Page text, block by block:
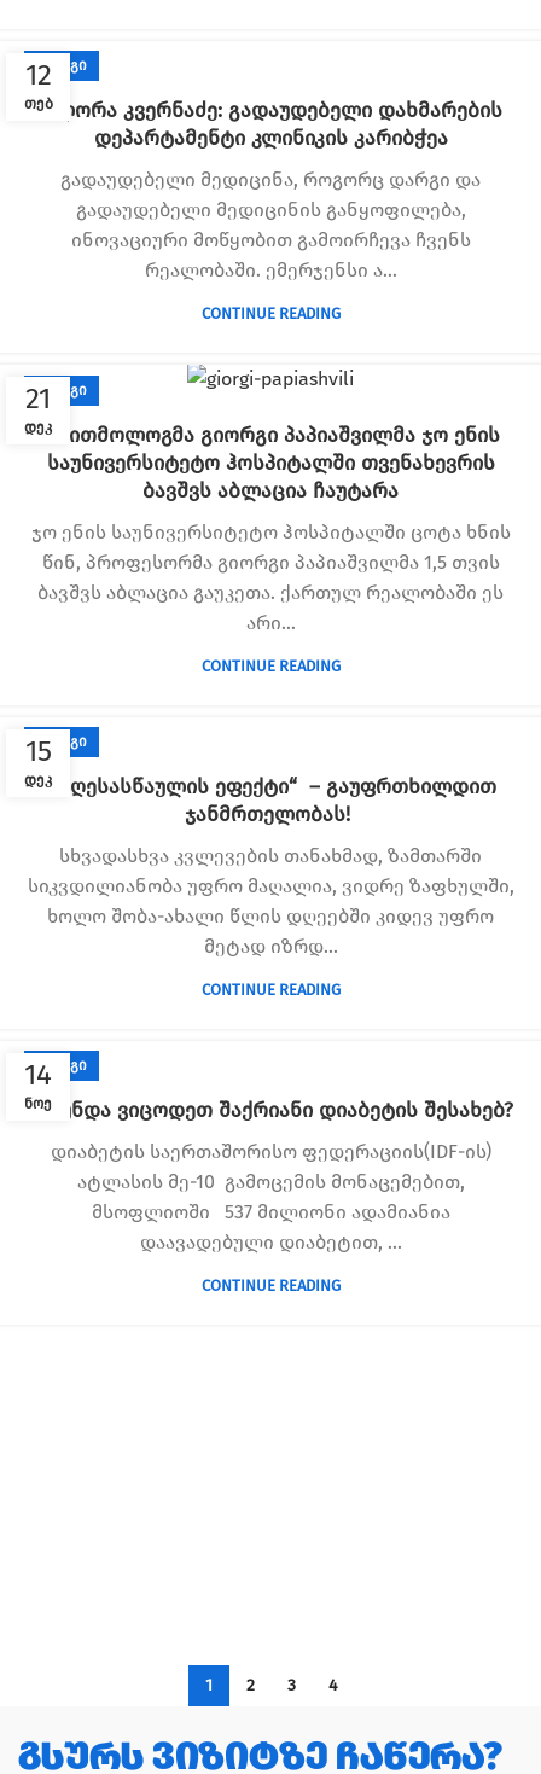
12
ᲗᲔᲑ
ᲑᲚᲝᲒᲘ
ფლორა კვერნაძე: გადაუდებელი დახმარების
დეპარტამენტი კლინიკის კარიბჭეა
გადაუდებელი მედიცინა, როგორც დარგი და
გადაუდებელი მედიცინის განყოფილება,
ინოვაციური მოწყობით გამოირჩევა ჩვენს
რეალობაში. ემერჯენსი ა...
CONTINUE READING
21
ᲓᲔᲙ
ᲑᲚᲝᲒᲘ
არითმოლოგმა გიორგი პაპიაშვილმა ჯო ენის
საუნივერსიტეტო ჰოსპიტალში თვენახევრის
ბავშვს აბლაცია ჩაუტარა
ჯო ენის საუნივერსიტეტო ჰოსპიტალში ცოტა ხნის
წინ, პროფესორმა გიორგი პაპიაშვილმა 1,5 თვის
ბავშვს აბლაცია გაუკეთა. ქართულ რეალობაში ეს
არი...
CONTINUE READING
15
ᲓᲔᲙ
ᲑᲚᲝᲒᲘ
„დღესასწაულის ეფექტი“ – გაუფრთხილდით
ჯანმრთელობას!
სხვადასხვა კვლევების თანახმად, ზამთარში
სიკვდილიანობა უფრო მაღალია, ვიდრე ზაფხულში,
ხოლო შობა-ახალი წლის დღეებში კიდევ უფრო
მეტად იზრდ...
CONTINUE READING
14
ᲜᲝᲔ
ᲑᲚᲝᲒᲘ
რა უნდა ვიცოდეთ შაქრიანი დიაბეტის შესახებ?
დიაბეტის საერთაშორისო ფედერაციის(IDF-ის)
ატლასის მე-10 გამოცემის მონაცემებით,
მსოფლიოში 537 მილიონი ადამიანია
დაავადებული დიაბეტით, ...
CONTINUE READING
1 2 3 4
გსურს ვიზიტზე ჩაწერა?